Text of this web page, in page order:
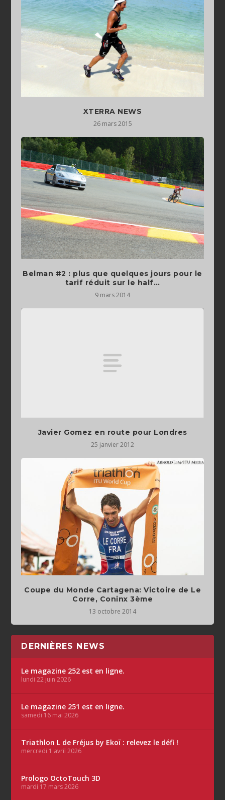
XTERRA NEWS
26 mars 2015
Belman #2 : plus que quelques jours pour le
tarif réduit sur le half…
9 mars 2014
Javier Gomez en route pour Londres
25 janvier 2012
Coupe du Monde Cartagena: Victoire de Le
Corre, Coninx 3ème
13 octobre 2014
DERNIÈRES NEWS
Le magazine 252 est en ligne.
lundi 22 juin 2026
Le magazine 251 est en ligne.
samedi 16 mai 2026
Triathlon L de Fréjus by Ekoï : relevez le défi !
mercredi 1 avril 2026
Prologo OctoTouch 3D
mardi 17 mars 2026